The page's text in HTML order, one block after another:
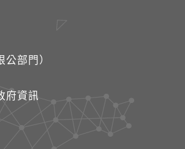
公部門）
府資訊